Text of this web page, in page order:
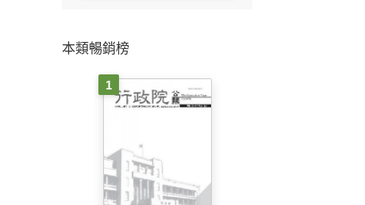
本類暢銷榜
1